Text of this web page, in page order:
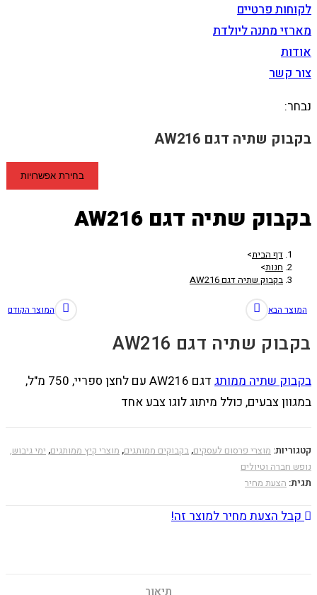
לקוחות פרטיים
מארזי מתנה ליולדת
אודות
צור קשר
נבחר:
בקבוק שתיה דגם AW216
בחירת אפשרויות
בקבוק שתיה דגם AW216
דף הבית>
חנות>
בקבוק שתיה דגם AW216
המוצר הקודם המוצר הבא
בקבוק שתיה דגם AW216
בקבוק שתיה ממותג
דגם AW216 עם לחצן ספריי, 750 מ"ל,
במגוון צבעים, כולל מיתוג לוגו צבע אחד
קטגוריות:מוצרי פרסום לעסקים,בקבוקים ממותגים,מוצרי קיץ ממותגים,ימי גיבוש,
נופש חברה וטיולים
תגית:הצעת מחיר
קבל הצעת מחיר למוצר זה!
תיאור